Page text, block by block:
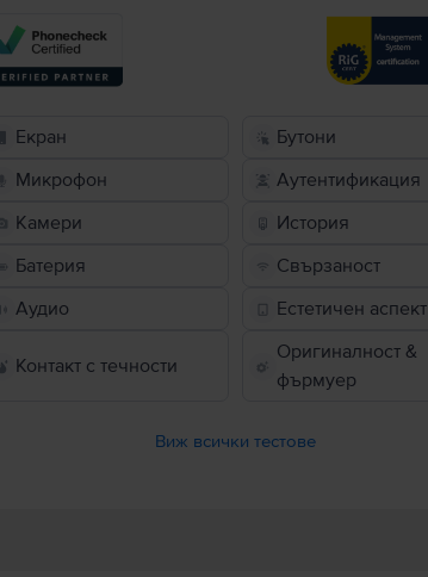
Екран
Бутони
Микрофон
Аутентификация
Камери
История
Батерия
Свързаност
Аудио
Естетичен аспект
Контакт с течности
Оригиналност &
фърмуер
Виж всички тестове